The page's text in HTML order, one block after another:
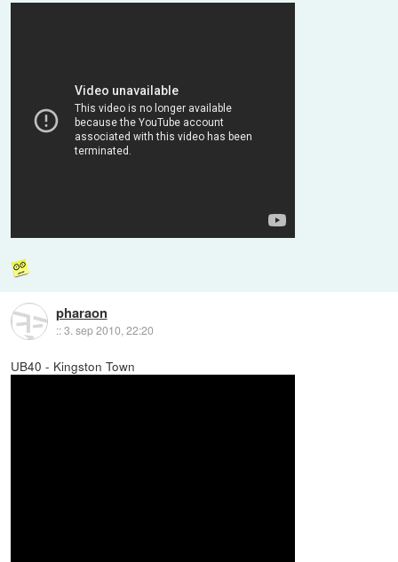
pharaon
::3. sep 2010, 22:20
UB40 - Kingston Town